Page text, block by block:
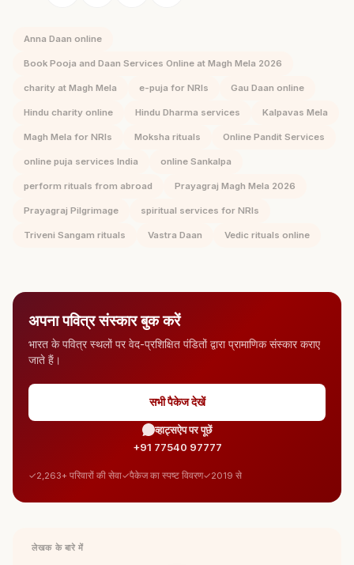
Anna Daan online
Book Pooja and Daan Services Online at Magh Mela 2026
charity at Magh Mela e-puja for NRIs Gau Daan online
Hindu charity online Hindu Dharma services Kalpavas Mela
Magh Mela for NRIs Moksha rituals Online Pandit Services
online puja services India online Sankalpa
perform rituals from abroad Prayagraj Magh Mela 2026
Prayagraj Pilgrimage spiritual services for NRIs
Triveni Sangam rituals Vastra Daan Vedic rituals online
अपना पवित्र संस्कार बुक करें
भारत के पवित्र स्थलों पर वेद-प्रशिक्षित पंडितों द्वारा प्रामाणिक संस्कार कराए
जाते हैं।
सभी पैकेज देखें
व्हाट्सऐप पर पूछें
+91 77540 97777
2,263+ परिवारों की सेवा पैकेज का स्पष्ट विवरण 2019 से
लेखक के बारे में